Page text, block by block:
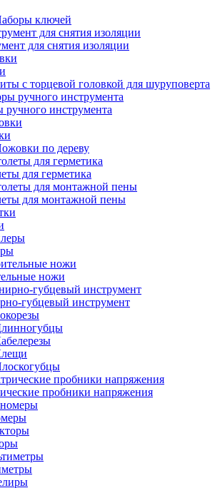
ключей
для снятия изоляции
с торцевой головкой для шуруповерта
ручного инструмента
по дереву
для герметика
для монтажной пены
ножи
губцевый инструмент
пробники напряжения